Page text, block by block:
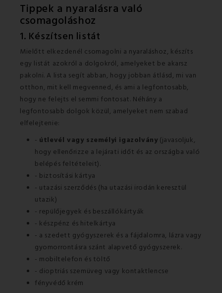
Tippek a nyaralásra való
csomagoláshoz
1. Készítsen listát
Mielőtt elkezdenél csomagolni a nyaraláshoz, készíts
egy listát azokról a dolgokról, amelyeket be akarsz
pakolni. A lista segít abban, hogy jobban átlásd, mi van
otthon, mit kell megvenned, és ami a legfontosabb,
hogy ne felejts el semmi fontosat. Néhány a
legfontosabb dolgok közül, amelyeket nem szabad
elfelejtenie:
- útlevél vagy személyi igazolvány (javasoljuk,
hogy ellenőrizze a lejárati időt és az országba való
belépés feltételeit).
- biztosítási kártya
- utazási szerződés (ha utazási irodán keresztül
utazik)
- repülőjegyek és beszállókártyák
- készpénz és hitelkártya
- a szedett gyógyszerek és a fájdalomra, lázra vagy
gyomorrontásra szánt alapvető gyógyszerek.
- mobiltelefon és töltő
- dioptriás szemüveg vagy kontaktlencse
fényvédő krém